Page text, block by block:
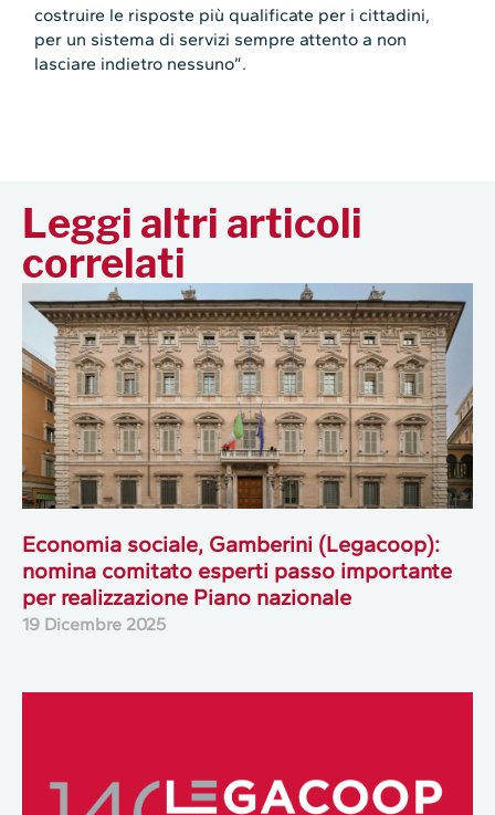
costruire le risposte più qualificate per i cittadini,
per un sistema di servizi sempre attento a non
lasciare indietro nessuno”.
Leggi altri articoli
correlati
Economia sociale, Gamberini (Legacoop):
nomina comitato esperti passo importante
per realizzazione Piano nazionale
19 Dicembre 2025